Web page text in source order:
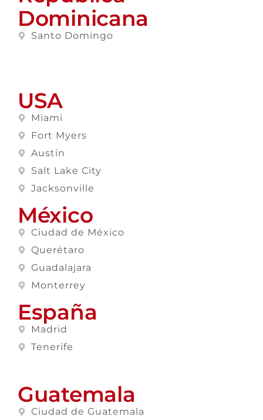
Dominicana
Santo Domingo
USA
Miami
Fort Myers
Austin
Salt Lake City
Jacksonville
México
Ciudad de México
Querétaro
Guadalajara
Monterrey
España
Madrid
Tenerife
Guatemala
Ciudad de Guatemala